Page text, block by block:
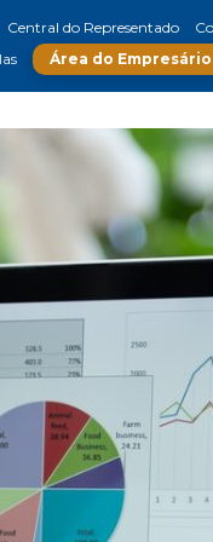
Central do Representado
Área do Empresário